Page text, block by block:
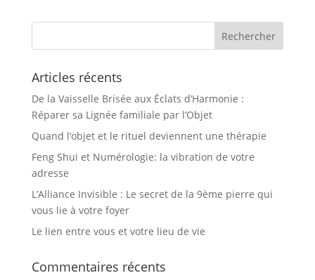
Articles récents
De la Vaisselle Brisée aux Éclats d’Harmonie :
Réparer sa Lignée familiale par l’Objet
Quand l’objet et le rituel deviennent une thérapie
Feng Shui et Numérologie: la vibration de votre
adresse
L’Alliance Invisible : Le secret de la 9ème pierre qui
vous lie à votre foyer
Le lien entre vous et votre lieu de vie
Commentaires récents